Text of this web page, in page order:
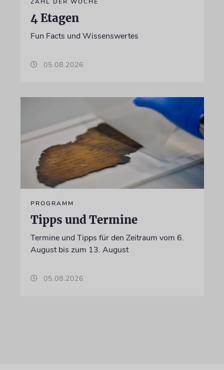
4 Etagen
Fun Facts und Wissenswertes
05.08.2026
PROGRAMM
Tipps und Termine
Termine und Tipps für den Zeitraum vom 6.
August bis zum 13. August
05.08.2026